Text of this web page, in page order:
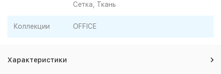
Сетка, Ткань
Коллекции OFFICE
Характеристики